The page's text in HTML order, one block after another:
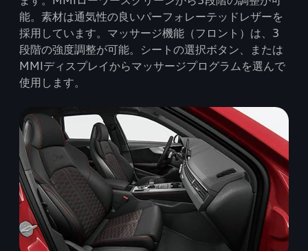
能。素材は通気性の良いパーフォレーテッドレザーを
採用しています。マッサージ機能（フロント）は、3
段階の強度調整が可能。シートの選択ボタン、または
MMIディスプレイからマッサージプログラムを選んで
使用します。